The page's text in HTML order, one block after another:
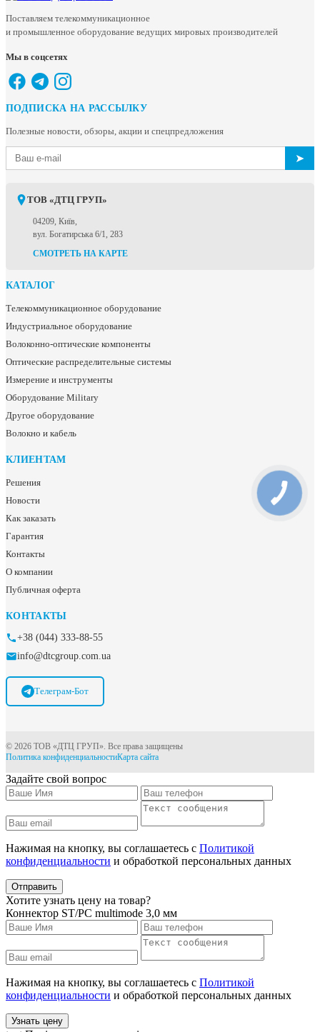
Поставляем телекоммуникационное
и промышленное оборудование ведущих мировых производителей
Мы в соцсетях
ПОДПИСКА НА РАССЫЛКУ
Полезные новости, обзоры, акции и спецпредложения
➤
ТОВ «ДТЦ ГРУП»
04209, Київ,
вул. Богатирська 6/1, 283
СМОТРЕТЬ НА КАРТЕ
КАТАЛОГ
Телекоммуникационное оборудование
Индустриальное оборудование
Волоконно-оптические компоненты
Оптические распределительные системы
Измерение и инструменты
Оборудование Military
Другое оборудование
Волокно и кабель
КЛИЕНТАМ
Решения
Новости
Как заказать
Гарантия
Контакты
О компании
Публичная оферта
КОНТАКТЫ
+38 (044) 333-88-55
info@dtcgroup.com.ua
Телеграм-Бот
© 2026 ТОВ «ДТЦ ГРУП». Все права защищены
Политика конфиденциальностиКарта сайта
Задайте свой вопрос
Нажимая на кнопку, вы соглашаетесь с Политикой
конфиденциальности и обработкой персональных данных
Отправить
Хотите узнать цену на товар?
Коннектор ST/PC multimode 3,0 мм
Нажимая на кнопку, вы соглашаетесь с Политикой
конфиденциальности и обработкой персональных данных
Узнать цену